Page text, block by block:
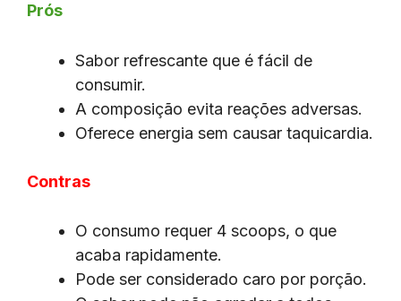
Prós
Sabor refrescante que é fácil de
consumir.
A composição evita reações adversas.
Oferece energia sem causar taquicardia.
Contras
O consumo requer 4 scoops, o que
acaba rapidamente.
Pode ser considerado caro por porção.